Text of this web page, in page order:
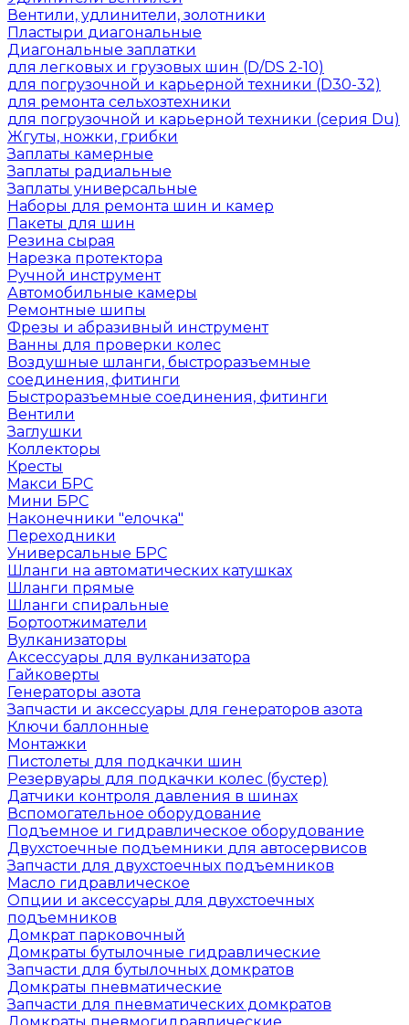
Вентили, удлинители, золотники
Пластыри диагональные
Диагональные заплатки
для легковых и грузовых шин (D/DS 2-10)
для погрузочной и карьерной техники (D30-32)
для ремонта сельхозтехники
для погрузочной и карьерной техники (серия Du)
Жгуты, ножки, грибки
Заплаты камерные
Заплаты радиальные
Заплаты универсальные
Наборы для ремонта шин и камер
Пакеты для шин
Резина сырая
Нарезка протектора
Ручной инструмент
Автомобильные камеры
Ремонтные шипы
Фрезы и абразивный инструмент
Ванны для проверки колес
Воздушные шланги, быстроразъемные
соединения, фитинги
Быстроразъемные соединения, фитинги
Вентили
Заглушки
Коллекторы
Кресты
Макси БРС
Мини БРС
Наконечники "елочка"
Переходники
Универсальные БРС
Шланги на автоматических катушках
Шланги прямые
Шланги спиральные
Бортоотжиматели
Вулканизаторы
Аксессуары для вулканизатора
Гайковерты
Генераторы азота
Запчасти и аксессуары для генераторов азота
Ключи баллонные
Монтажки
Пистолеты для подкачки шин
Резервуары для подкачки колес (бустер)
Датчики контроля давления в шинах
Вспомогательное оборудование
Подъемное и гидравлическое оборудование
Двухстоечные подъемники для автосервисов
Запчасти для двухстоечных подъемников
Масло гидравлическое
Опции и аксессуары для двухстоечных
подъемников
Домкрат парковочный
Домкраты бутылочные гидравлические
Запчасти для бутылочных домкратов
Домкраты пневматические
Запчасти для пневматических домкратов